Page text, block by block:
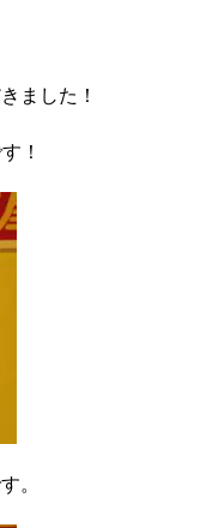
ました！
！
。